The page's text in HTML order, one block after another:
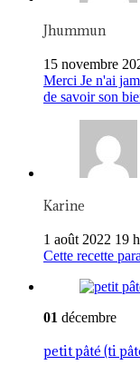
Jhummun
15 novembre
Merci Je n'ai
de savoir son
Karine
1 août 2022 19
Cette recette
01 décembre
petit pâté (ti